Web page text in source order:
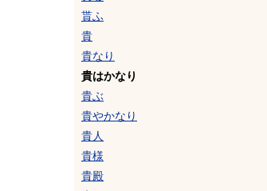
貰ふ
貴
貴なり
貴はかなり
貴ぶ
貴やかなり
貴人
貴様
貴殿